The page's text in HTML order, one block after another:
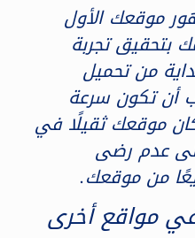
لظهور موقعك الأول
تجربة
من تحميل
أن تكون سرعة
كان موقعك ثقيلًا في
عدم رضى
من موقعك.